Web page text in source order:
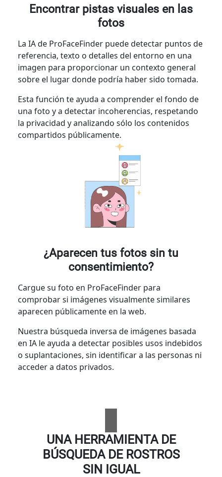
Encontrar pistas visuales en las
fotos
La IA de ProFaceFinder puede detectar puntos de
referencia, texto o detalles del entorno en una
imagen para proporcionar un contexto general
sobre el lugar donde podría haber sido tomada.
Esta función te ayuda a comprender el fondo de
una foto y a detectar incoherencias, respetando
la privacidad y analizando sólo los contenidos
compartidos públicamente.
¿Aparecen tus fotos sin tu
consentimiento?
Cargue su foto en ProFaceFinder para
comprobar si imágenes visualmente similares
aparecen públicamente en la web.
Nuestra búsqueda inversa de imágenes basada
en IA le ayuda a detectar posibles usos indebidos
o suplantaciones, sin identificar a las personas ni
acceder a datos privados.
UNA HERRAMIENTA DE
BÚSQUEDA DE ROSTROS
SIN IGUAL